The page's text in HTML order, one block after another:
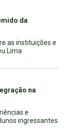
da
as instituições e
Lima
na
e
ingressantes.